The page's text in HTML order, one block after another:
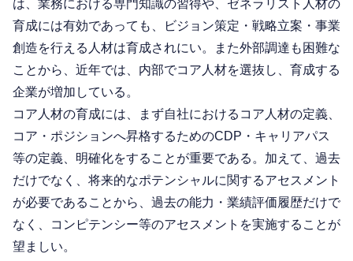
は、業務における専門知識の習得や、ゼネラリスト人材の
育成には有効であっても、ビジョン策定・戦略立案・事業
創造を行える人材は育成されにい。また外部調達も困難な
ことから、近年では、内部でコア人材を選抜し、育成する
企業が増加している。
コア人材の育成には、まず自社におけるコア人材の定義、
コア・ポジションへ昇格するためのCDP・キャリアパス
等の定義、明確化をすることが重要である。加えて、過去
だけでなく、将来的なポテンシャルに関するアセスメント
が必要であることから、過去の能力・業績評価履歴だけで
なく、コンピテンシー等のアセスメントを実施することが
望ましい。